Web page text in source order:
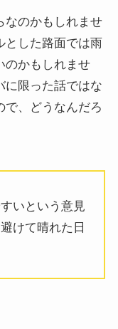
なのかもしれませ
とした路面では雨
のかもしれませ
に限った話ではな
で、どうなんだろ
いという意見
けて晴れた日